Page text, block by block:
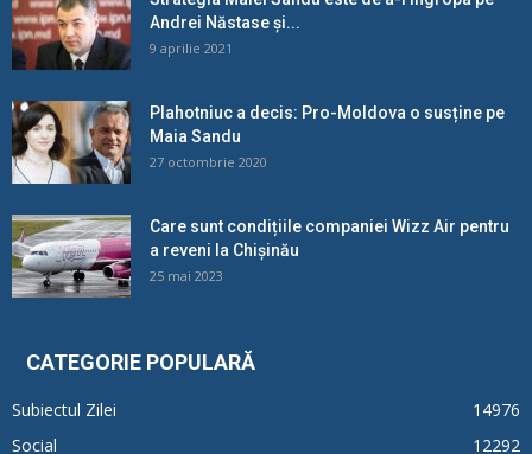
Andrei Năstase și...
9 aprilie 2021
Plahotniuc a decis: Pro-Moldova o susține pe
Maia Sandu
27 octombrie 2020
Care sunt condițiile companiei Wizz Air pentru
a reveni la Chișinău
25 mai 2023
CATEGORIE POPULARĂ
Subiectul Zilei
14976
Social
12292